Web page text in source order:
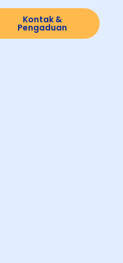
Kontak &
Pengaduan